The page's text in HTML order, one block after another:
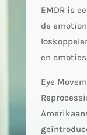
EMDR is
de
en
Eye